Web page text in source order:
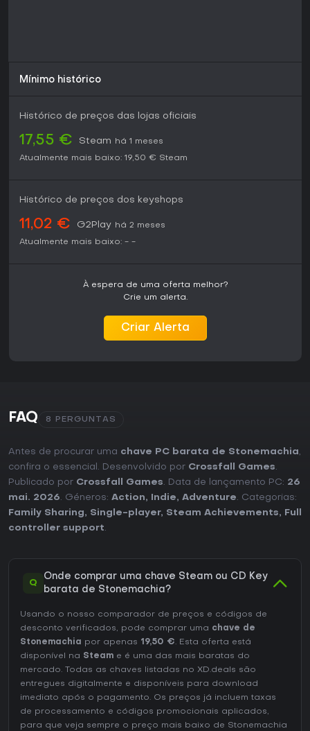
Mínimo histórico
Histórico de preços das lojas oficiais
17,55 € Steam
há 1 meses
Atualmente mais baixo: 19,50 € Steam
Histórico de preços dos keyshops
11,02 € G2Play há 2 meses
Atualmente mais baixo: - -
À espera de uma oferta melhor?
Crie um alerta.
Criar Alerta
FAQ 8 PERGUNTAS
Antes de procurar uma chave PC barata de Stonemachia,
confira o essencial. Desenvolvido por Crossfall Games.
Publicado por Crossfall Games. Data de lançamento PC: 26
mai. 2026. Géneros: Action, Indie, Adventure. Categorias:
Family Sharing, Single-player, Steam Achievements,
Full
controller support.
Q
Onde comprar uma chave Steam ou CD Key
barata de Stonemachia?
Usando o nosso comparador de preços e códigos de
desconto verificados, pode comprar uma chave de
Stonemachia
por apenas 19,50 €. Esta oferta está
disponível na Steam e é uma das mais baratas do
mercado. Todas as chaves listadas no XD.deals são
entregues digitalmente e disponíveis para download
imediato após o pagamento. Os preços já incluem taxas
de processamento e códigos promocionais aplicados,
para que veja sempre o preço mais baixo de Stonemachia